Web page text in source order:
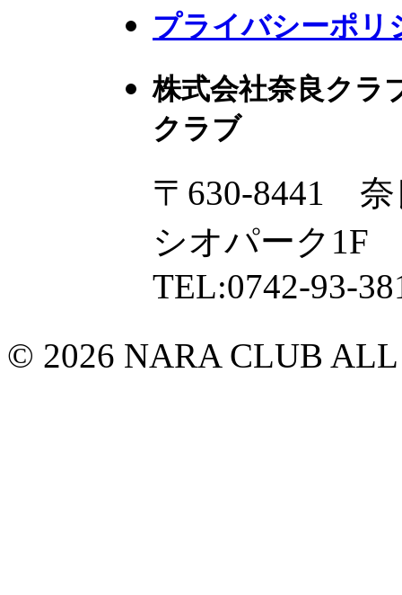
プライバシーポリ
株式会社奈良ク
クラブ
〒630-8441
シオパーク1F
TEL:0742-93-
© 2026 NARA CLUB ALL